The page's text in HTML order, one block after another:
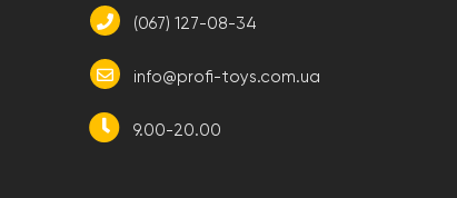
(067) 127-08-34
info@profi-toys.com.ua
9.00-20.00